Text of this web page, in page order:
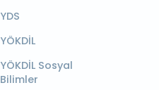
YDS
YÖKDİL
YÖKDİL Sosyal
Bilimler